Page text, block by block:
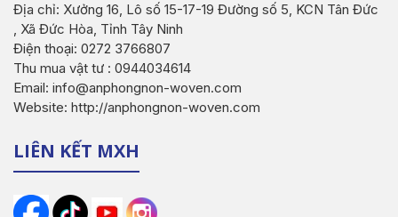
Địa chỉ: Xưởng 16, Lô số 15-17-19 Đường số 5, KCN Tân Đức
, Xã Đức Hòa, Tỉnh Tây Ninh
Điện thoại: 0272 3766807
Thu mua vật tư : 0944034614
Email: info@anphongnon-woven.com
Website: http://anphongnon-woven.com
LIÊN KẾT MXH